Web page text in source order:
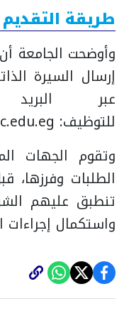
طريقة
وأوضحت الجامعة
إرسال السيرة
عبر البريد
للتوظيف:
وتقوم الجهات
الطلبات وفرزها،
تنطبق عليهم
واستكمال إجراءات